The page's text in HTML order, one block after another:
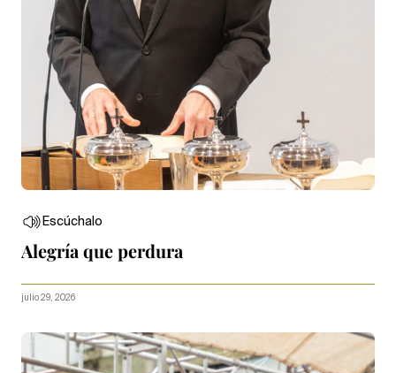
Escúchalo
Alegría que perdura
julio 29, 2026